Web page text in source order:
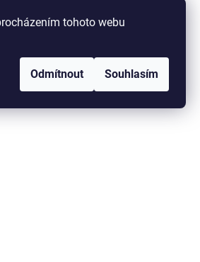
tohoto webu
Odmítnout Souhlasím